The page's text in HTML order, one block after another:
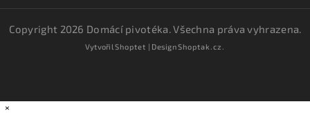
Copyright 2026 Domácí pivotéka. Všechna práva vyhrazena.
VytvořilShoptet | DesignShoptak.cz.
×